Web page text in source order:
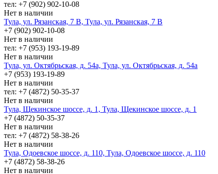
тел: +7 (902) 902-10-08
Нет в наличии
Тула, ул. Рязанская, 7 В, Тула, ул. Рязанская, 7 В
+7 (902) 902-10-08
Нет в наличии
тел: +7 (953) 193-19-89
Нет в наличии
Тула, ул. Октябрьская, д. 54а, Тула, ул. Октябрьская, д. 54а
+7 (953) 193-19-89
Нет в наличии
тел: +7 (4872) 50-35-37
Нет в наличии
Тула, Щекинское шоссе, д. 1, Тула, Щекинское шоссе, д. 1
+7 (4872) 50-35-37
Нет в наличии
тел: +7 (4872) 58-38-26
Нет в наличии
Тула, Одоевское шоссе, д. 110, Тула, Одоевское шоссе, д. 110
+7 (4872) 58-38-26
Нет в наличии